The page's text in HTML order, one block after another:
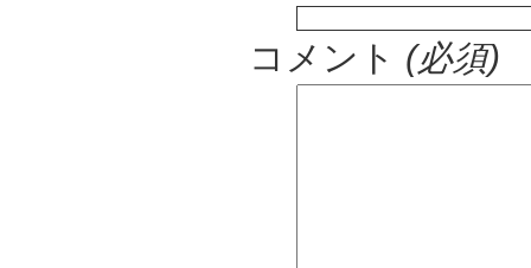
コメント (必須)